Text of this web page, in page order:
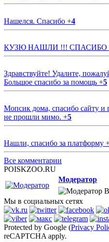
Нашелся. Спасибо +4
КУЗЮ НАШЛИ !!! СПАСИБО
Здравствуйте! Удалите,
Большое спасибо за помощь +5
Мопсик дома, спасибо сайту
не прошли мимо. +5
Нашли, спасибо за платформу
Все комментарии
POISKZOO.RU
Модератор
Мы в социальных сетях
Protected by Google (Privacy
reCAPTCHA apply.